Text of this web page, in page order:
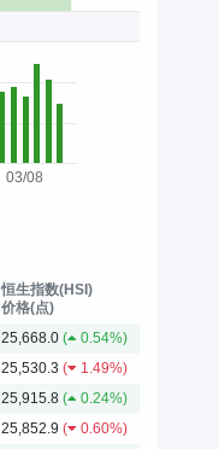
03/08
恒生指数(HSI)
价格(点)
25,668.0 (
0.54%)
25,530.3 (
1.49%)
25,915.8 (
0.24%)
25,852.9 (
0.60%)